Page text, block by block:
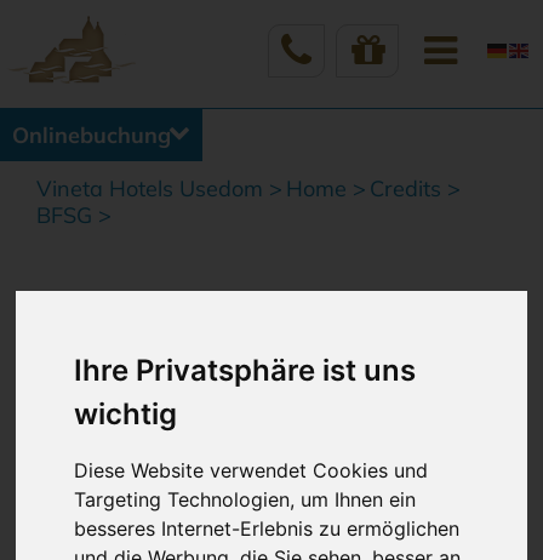
Ihre Privatsphäre ist uns
wichtig
Diese Website verwendet Cookies und
Targeting Technologien, um Ihnen ein
besseres Internet-Erlebnis zu ermöglichen
Onlinebuchung
Vineta Hotels Usedom
Home
Credits
BFSG
UNG
VINETA HOTELS USEDOM
mit den Unternehmen Vineta Hotels